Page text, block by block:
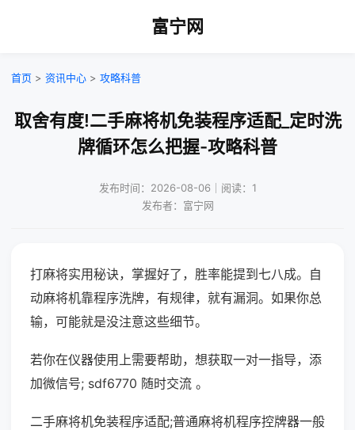
富宁网
首页 > 资讯中心 > 攻略科普
取舍有度!二手麻将机免装程序适配_定时洗
牌循环怎么把握-攻略科普
发布时间：2026-08-06｜阅读：1
发布者：富宁网
打麻将实用秘诀，掌握好了，胜率能提到七八成。自
动麻将机靠程序洗牌，有规律，就有漏洞。如果你总
输，可能就是没注意这些细节。
若你在仪器使用上需要帮助，想获取一对一指导，添
加微信号; sdf6770 随时交流 。
二手麻将机免装程序适配;普通麻将机程序控牌器一般